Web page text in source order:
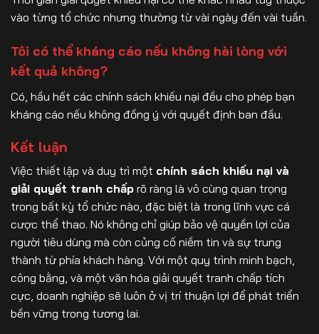
vào từng tổ chức nhưng thường từ vài ngày đến vài tuần.
Tôi có thể kháng cáo nếu không hài lòng với
kết quả không?
Có, hầu hết các chính sách khiếu nại đều cho phép bạn
kháng cáo nếu không đồng ý với quyết định ban đầu.
Kết luận
Việc thiết lập và duy trì một chính sách khiếu nại và
giải quyết tranh chấp rõ ràng là vô cùng quan trọng
trong bất kỳ tổ chức nào, đặc biệt là trong lĩnh vực cá
cược thể thao. Nó không chỉ giúp bảo vệ quyền lợi của
người tiêu dùng mà còn củng cố niềm tin và sự trung
thành từ phía khách hàng. Với một quy trình minh bạch,
công bằng, và một văn hóa giải quyết tranh chấp tích
cực, doanh nghiệp sẽ luôn ở vị trí thuận lợi để phát triển
bền vững trong tương lai.